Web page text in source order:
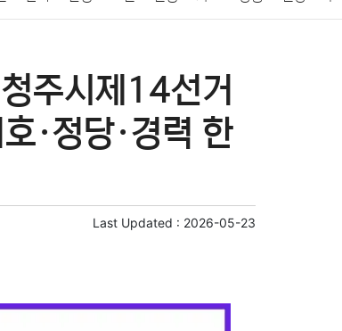
부동산 외국어 교통 생활
주시제14선거
·정당·경력 한
Last Updated : 2026-05-23